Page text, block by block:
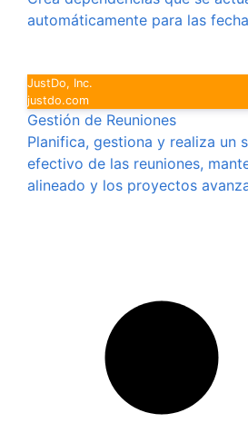
automáticamente para las
JustDo, Inc.
justdo.com
Gestión de Reuniones
Planifica, gestiona y realiza un
efectivo de las reuniones,
alineado y los proyectos